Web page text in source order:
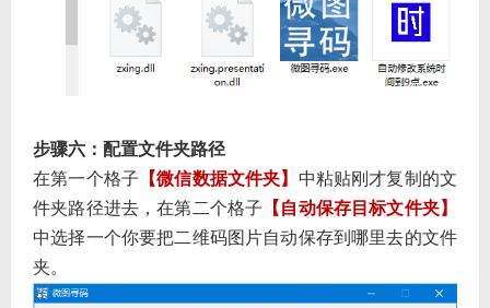
步骤六：配置文件夹路径
在第一个格子 【微信数据文件夹】 中粘贴刚才复制的文
件夹路径进去，在第二个格子 【自动保存目标文件夹】
中选择一个你要把二维码图片自动保存到哪里去的文件
夹。